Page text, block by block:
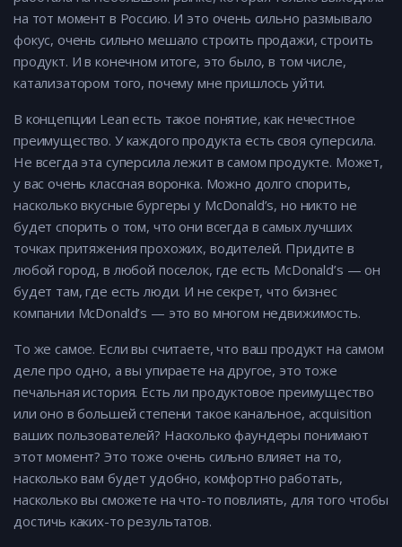
на тот момент в Россию. И это очень сильно размывало
фокус, очень сильно мешало строить продажи, строить
продукт. И в конечном итоге, это было, в том числе,
катализатором того, почему мне пришлось уйти.
В концепции Lean есть такое понятие, как нечестное
преимущество. У каждого продукта есть своя суперсила.
Не всегда эта суперсила лежит в самом продукте. Может,
у вас очень классная воронка. Можно долго спорить,
насколько вкусные бургеры у McDonald’s, но никто не
будет спорить о том, что они всегда в самых лучших
точках притяжения прохожих, водителей. Придите в
любой город, в любой поселок, где есть McDonald’s — он
будет там, где есть люди. И не секрет, что бизнес
компании McDonald’s — это во многом недвижимость.
То же самое. Если вы считаете, что ваш продукт на самом
деле про одно, а вы упираете на другое, это тоже
печальная история. Есть ли продуктовое преимущество
или оно в большей степени такое канальное, acquisition
ваших пользователей? Насколько фаундеры понимают
этот момент? Это тоже очень сильно влияет на то,
насколько вам будет удобно, комфортно работать,
насколько вы сможете на что-то повлиять, для того чтобы
достичь каких-то результатов.